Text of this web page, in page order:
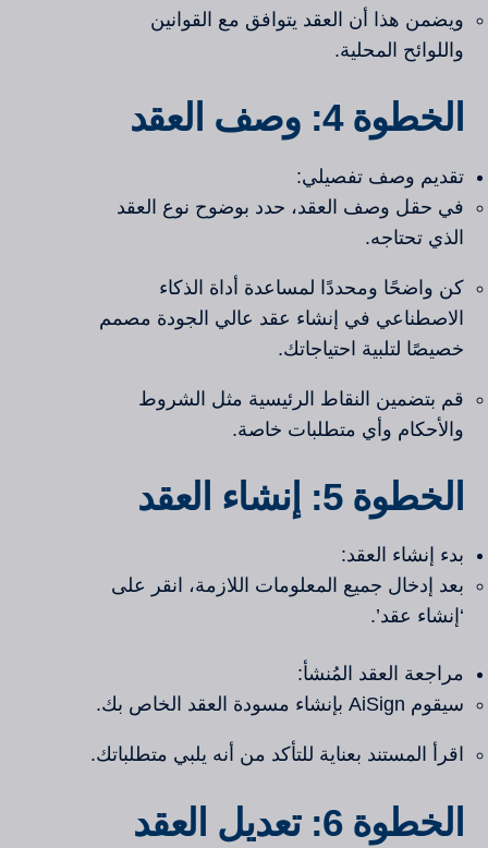
ويضمن هذا أن العقد يتوافق مع القوانين
واللوائح المحلية.
الخطوة 4: وصف العقد
تقديم وصف تفصيلي:
في حقل وصف العقد، حدد بوضوح نوع العقد
الذي تحتاجه.
كن واضحًا ومحددًا لمساعدة أداة الذكاء
الاصطناعي في إنشاء عقد عالي الجودة مصمم
خصيصًا لتلبية احتياجاتك.
قم بتضمين النقاط الرئيسية مثل الشروط
والأحكام وأي متطلبات خاصة.
الخطوة 5: إنشاء العقد
بدء إنشاء العقد:
بعد إدخال جميع المعلومات اللازمة، انقر على
‘إنشاء عقد’.
مراجعة العقد المُنشأ:
سيقوم AiSign بإنشاء مسودة العقد الخاص بك.
اقرأ المستند بعناية للتأكد من أنه يلبي متطلباتك.
الخطوة 6: تعديل العقد